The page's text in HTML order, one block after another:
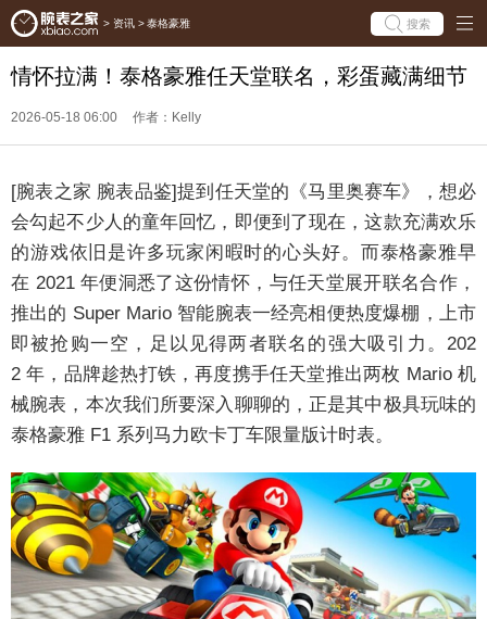
> 资讯 > 泰格豪雅 搜索
情怀拉满！泰格豪雅任天堂联名，彩蛋藏满细节
2026-05-18 06:00 作者：Kelly
[腕表之家 腕表品鉴]提到任天堂的《马里奥赛车》，想必
会勾起不少人的童年回忆，即便到了现在，这款充满欢乐
的游戏依旧是许多玩家闲暇时的心头好。而泰格豪雅早
在 2021 年便洞悉了这份情怀，与任天堂展开联名合作，
推出的 Super Mario 智能腕表一经亮相便热度爆棚，上市
即被抢购一空，足以见得两者联名的强大吸引力。202
2 年，品牌趁热打铁，再度携手任天堂推出两枚 Mario 机
械腕表，本次我们所要深入聊聊的，正是其中极具玩味的
泰格豪雅 F1 系列马力欧卡丁车限量版计时表。